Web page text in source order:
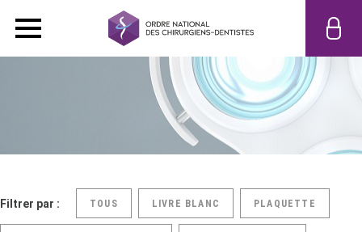
Filtrer par : TOUS LIVRE BLANC PLAQUETTE